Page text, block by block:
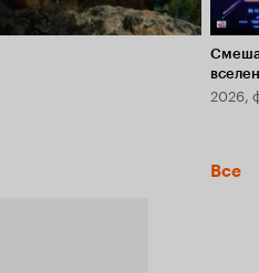
2026,
Все